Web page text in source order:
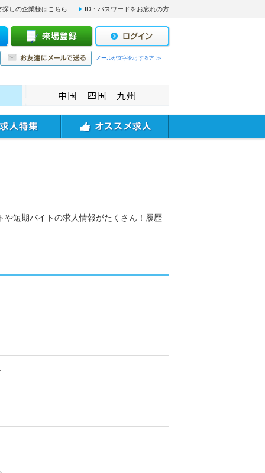
探しの企業様はこちら ID・パスワードをお忘れの方
メールが文字化けする方 ≫
短期バイトの求人情報がたくさん！履歴